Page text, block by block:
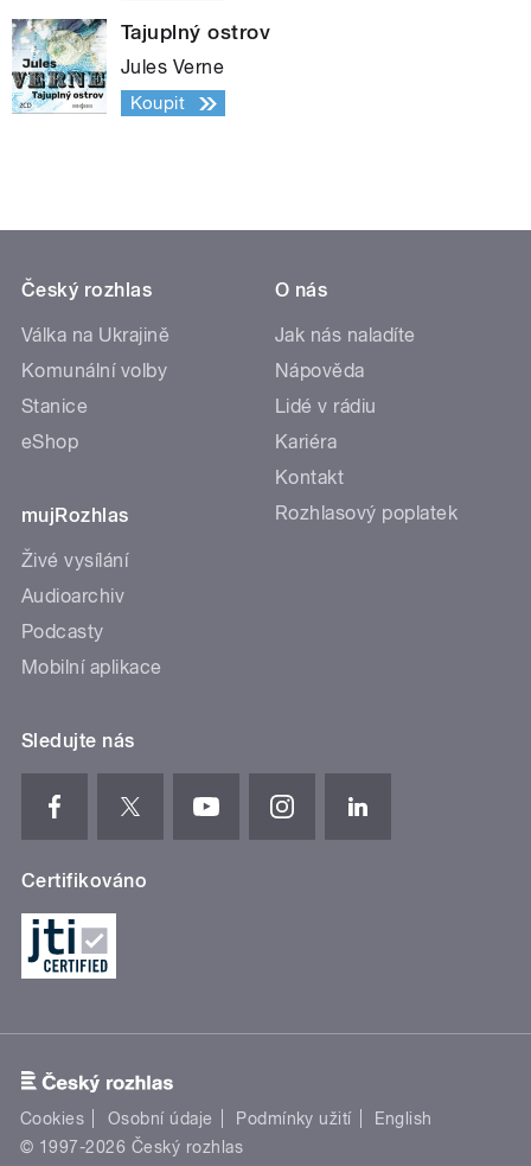
Tajuplný ostrov
Jules Verne
Koupit
Český rozhlas
Válka na Ukrajině
Komunální volby
Stanice
eShop
mujRozhlas
Živé vysílání
Audioarchiv
Podcasty
Mobilní aplikace
O nás
Jak nás naladíte
Nápověda
Lidé v rádiu
Kariéra
Kontakt
Rozhlasový poplatek
Sledujte nás
Certifikováno
Cookies Osobní údaje Podmínky užití
English
© 1997-2026 Český rozhlas